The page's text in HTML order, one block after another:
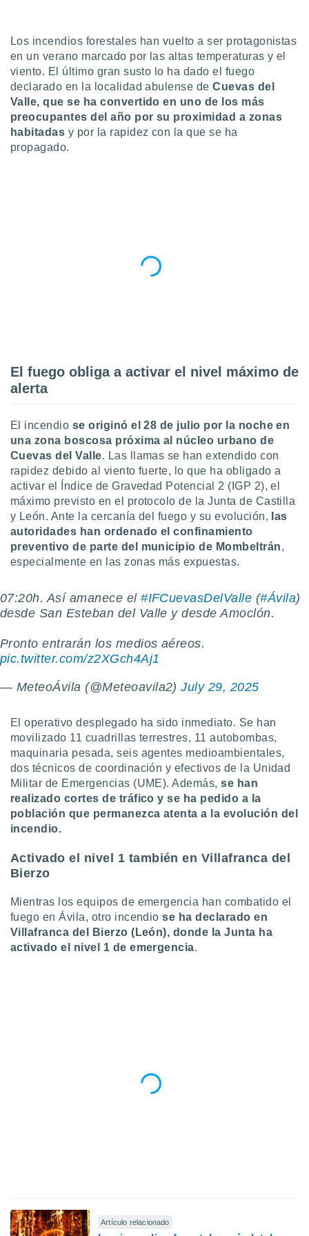
más
nuestra
y
de
de que
sean
el sitio
se
para
ni para
o
aunque
no
Puedes
web a
abono
únicos
similares
como
sitio
de
posible
traten tus
en
a lo que
Para
su
u
perfiles
Los incendios forestales han vuelto a ser protagonistas
en un verano marcado por las altas temperaturas y el
viento. El último gran susto lo ha dado el fuego
declarado en la localidad abulense de Cuevas del
Valle, que se ha convertido en uno de los más
preocupantes del año por su proximidad a zonas
habitadas y por la rapidez con la que se ha
propagado.
El fuego obliga a activar el nivel máximo de
alerta
El incendio se originó el 28 de julio por la noche en
una zona boscosa próxima al núcleo urbano de
Cuevas del Valle. Las llamas se han extendido con
rapidez debido al viento fuerte, lo que ha obligado a
activar el Índice de Gravedad Potencial 2 (IGP 2), el
máximo previsto en el protocolo de la Junta de Castilla
y León. Ante la cercanía del fuego y su evolución, las
autoridades han ordenado el confinamiento
preventivo de parte del municipio de Mombeltrán,
especialmente en las zonas más expuestas.
07:20h. Así amanece el#IFCuevasDelValle (#Ávila)
desde San Esteban del Valle y desde Amoclón.
Pronto entrarán los medios aéreos.
pic.twitter.com/z2XGch4Aj1
— MeteoÁvila (@Meteoavila2)July 29, 2025
El operativo desplegado ha sido inmediato. Se han
movilizado 11 cuadrillas terrestres, 11 autobombas,
maquinaria pesada, seis agentes medioambientales,
dos técnicos de coordinación y efectivos de la Unidad
Militar de Emergencias (UME). Además,se han
realizado cortes de tráfico y se ha pedido a la
población que permanezca atenta a la evolución del
incendio.
Activado el nivel 1 también en Villafranca del
Bierzo
Mientras los equipos de emergencia han combatido el
fuego en Ávila, otro incendiose ha declarado en
Villafranca del Bierzo (León), donde la Junta ha
activado el nivel 1 de emergencia.
Artículo relacionado